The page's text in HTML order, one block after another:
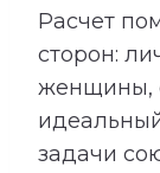
Расчет
сторон:
женщины,
задачи